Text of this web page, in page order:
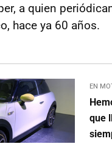
a quien
hace ya 60 años.
EN
que